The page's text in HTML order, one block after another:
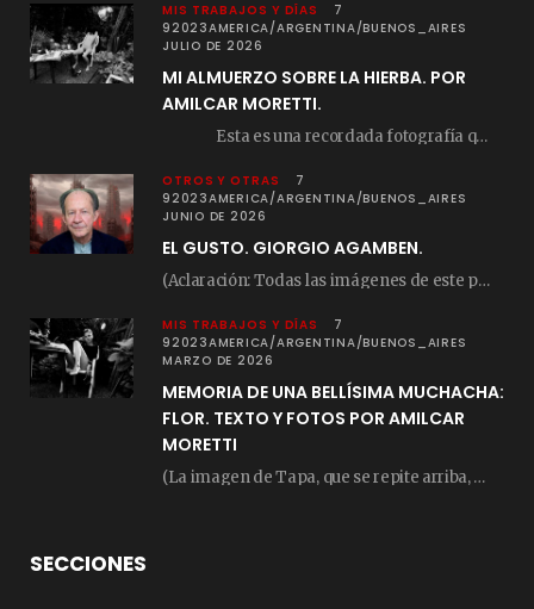
MIS TRABAJOS Y DÍAS
7
92023AMERICA/ARGENTINA/BUENOS_AIRES
JULIO DE 2026
MI ALMUERZO SOBRE LA HIERBA. POR
AMILCAR MORETTI.
Esta es una recordada fotografía que registré…
OTROS Y OTRAS
7
92023AMERICA/ARGENTINA/BUENOS_AIRES
JUNIO DE 2026
EL GUSTO. GIORGIO AGAMBEN.
(Aclaración: Todas las imágenes de este posteo fueron tomadas de Bloghemia.com, y todos los…
MIS TRABAJOS Y DÍAS
7
92023AMERICA/ARGENTINA/BUENOS_AIRES
MARZO DE 2026
MEMORIA DE UNA BELLÍSIMA MUCHACHA:
FLOR. TEXTO Y FOTOS POR AMILCAR
MORETTI
(La imagen de Tapa, que se repite arriba, fue compuesta por Amilcar Moretti el viernes…
SECCIONES